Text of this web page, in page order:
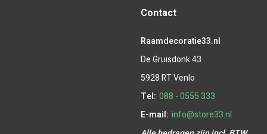
Contact
Raamdecoratie33.nl
De Gruisdonk 43
5928 RT Venlo
Tel: 088 - 0555 333
E-mail: info@store33.nl